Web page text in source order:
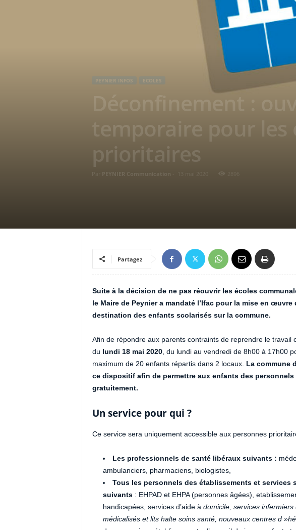
PEYNIER INFOS ECOLES
Déconfinement :
temporaire pour les
prioritaires
Par PEYNIER Communication
Partagez
Suite à la décision de ne pas réouvrir les écoles
le Maire de Peynier a mandaté l’Ifac pour la mise en
destination des enfants scolarisés sur la commune.
Afin de répondre aux parents contraints de reprendre le travail
du lundi 18 mai 2020, du lundi au vendredi de 8h00 à 17h00
maximum de 20 enfants répartis dans 2 locaux. La commune
ce dispositif afin de permettre aux enfants des
gratuitement.
Un service pour qui ?
Ce service sera uniquement accessible aux personnes
Les professionnels de santé libéraux suivants :
ambulanciers, pharmaciens, biologistes,
Tous les personnels des établissements et services
suivants : EHPAD et EHPA (personnes âgées),
handicapées, services d’aide à domicile, services infermiers
médicalisés et lits halte soins santé, nouveaux centres d